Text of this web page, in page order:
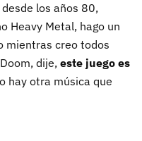
los años 80,
Heavy Metal, hago un
mientras creo todos
dije, este juego es
hay otra música que